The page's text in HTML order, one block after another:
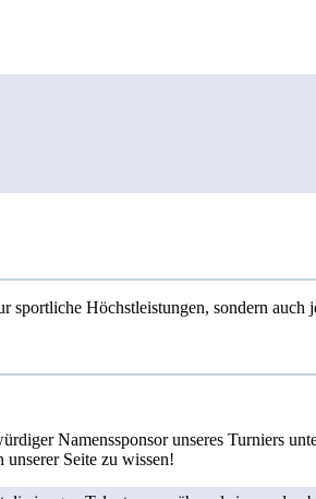
sportliche Höchstleistungen, sondern auch
Namenssponsor unseres Turniers
Seite zu wissen!